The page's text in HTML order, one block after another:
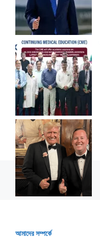
আমাদের সম্পর্কে